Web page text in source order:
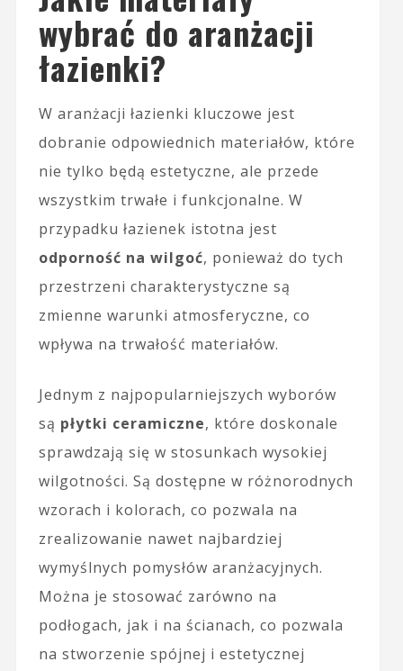
wybrać do aranżacji
łazienki?
W aranżacji łazienki kluczowe jest
dobranie odpowiednich materiałów, które
nie tylko będą estetyczne, ale przede
wszystkim trwałe i funkcjonalne. W
przypadku łazienek istotna jest
odporność na wilgoć, ponieważ do tych
przestrzeni charakterystyczne są
zmienne warunki atmosferyczne, co
wpływa na trwałość materiałów.
Jednym z najpopularniejszych wyborów
są płytki ceramiczne, które doskonale
sprawdzają się w stosunkach wysokiej
wilgotności. Są dostępne w różnorodnych
wzorach i kolorach, co pozwala na
zrealizowanie nawet najbardziej
wymyślnych pomysłów aranżacyjnych.
Można je stosować zarówno na
podłogach, jak i na ścianach, co pozwala
na stworzenie spójnej i estetycznej